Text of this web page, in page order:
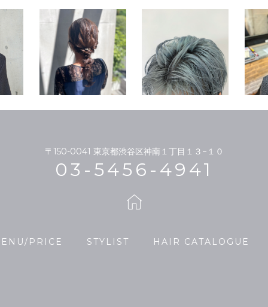
〒150-0041 東京都渋谷区神南１丁目１３−１０
03-5456-4941
PRICE STYLIST HAIR CATALOGUE